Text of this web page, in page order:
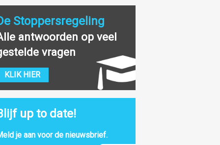
Stoppersregeling
antwoorden op veel
vragen
KLIK HIER
up to date!
je aan voor de nieuwsbrief.